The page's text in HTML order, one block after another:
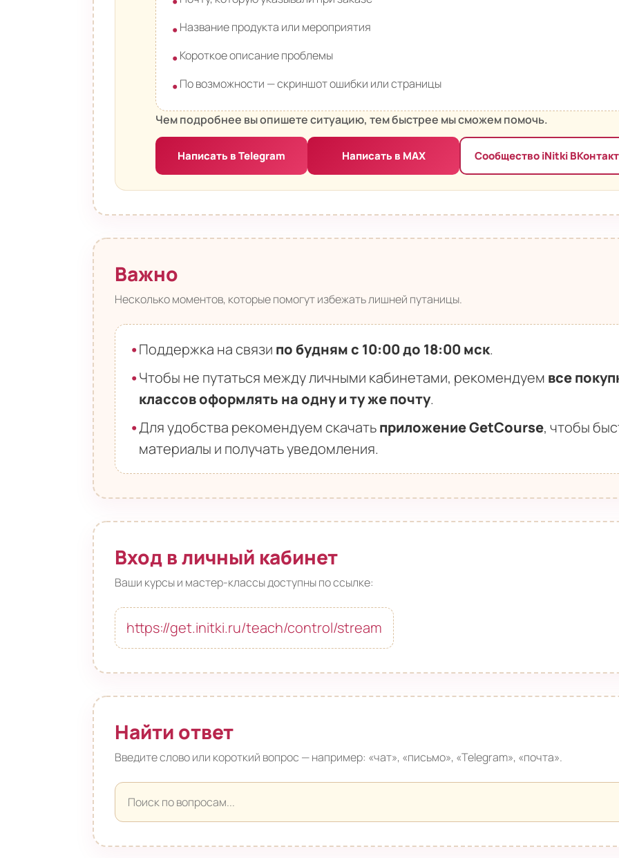
•Название продукта или мероприятия
•Короткое описание проблемы
•По возможности — скриншот ошибки или страницы
Чем подробнее вы опишете ситуацию, тем быстрее мы сможем помочь.
Написать в Telegram Написать в MAX Сообщество iNitki
Важно
Несколько моментов, которые помогут избежать лишней путаницы.
•Поддержка на связи по будням с 10:00 до 18:00 мск.
•Чтобы не путаться между личными кабинетами, рекомендуем все
классов оформлять на одну и ту же почту.
•Для удобства рекомендуем скачатьприложение GetCourse, чтобы
материалы и получать уведомления.
Вход в личный кабинет
Ваши курсы и мастер-классы доступны по ссылке:
https://get.initki.ru/teach/control/stream
Найти ответ
Введите слово или короткий вопрос — например: «чат», «письмо», «Telegram», «почта».